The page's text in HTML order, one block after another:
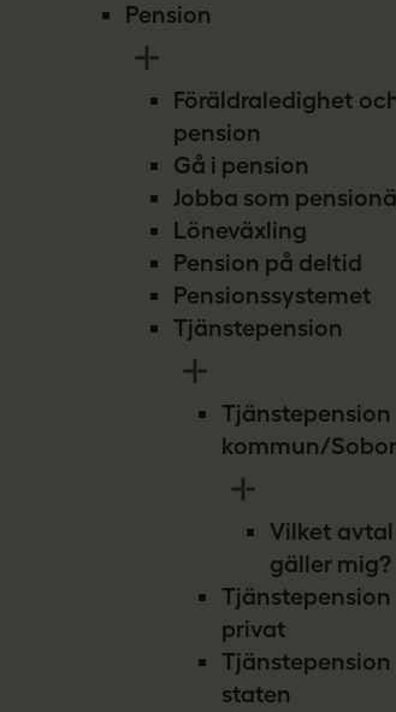
Pension
Föräldraledighet
pension
Gå i pension
Jobba som
Löneväxling
Pension på deltid
Pensionssystemet
Tjänstepension
Tjänstepension
kommun/
Vilket avtal
gäller mig?
Tjänstepension
privat
Tjänstepension
staten